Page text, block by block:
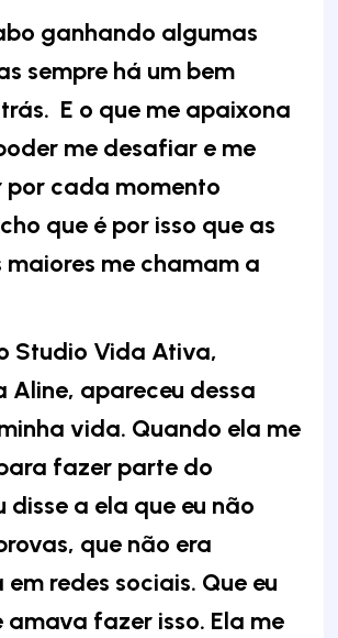
ganhando algumas
sempre há um bem
E o que me apaixona
me desafiar e me
cada momento
que é por isso que as
me chamam a
Studio Vida Ativa,
Aline, apareceu dessa
vida. Quando ela me
fazer parte do
disse a ela que eu não
que não era
redes sociais. Que eu
amava fazer isso. Ela me